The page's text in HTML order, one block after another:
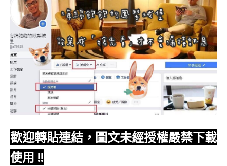
歡迎轉貼連結，圖文未經授權嚴禁下載
使用 !!